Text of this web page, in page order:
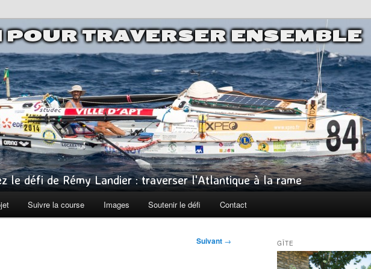
POUR TRAVERSER ENSEMBLE
le défi de Rémy Landier : traverser l'Atlantique à la rame
Suivre la course Images Soutenir le défi Contact
Suivant → GÎTE